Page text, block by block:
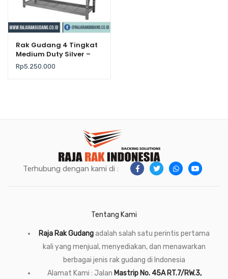
Rak Gudang 4 Tingkat
Medium Duty Silver –
Krisbow
Rp5.250.000
Terhubung dengan kami di :
Tentang Kami
Raja Rak Gudangadalah salah satu perintis pertama
kali yang menjual, menyediakan, dan menawarkan
berbagai jenis rak gudang di Indonesia
Alamat Kami : Jalan Mastrip No. 45A RT.7/RW.3,